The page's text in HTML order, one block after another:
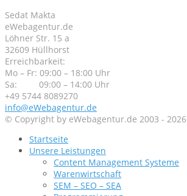
Sedat Makta
eWebagentur.de
Löhner Str. 15 a
32609 Hüllhorst
Erreichbarkeit:
Mo – Fr: 09:00 – 18:00 Uhr
Sa: 09:00 – 14:00 Uhr
+49 5744 8089270
info@eWebagentur.de
© Copyright by eWebagentur.de 2003 - 2026
Startseite
Unsere Leistungen
Content Management Systeme
Warenwirtschaft
SEM – SEO – SEA